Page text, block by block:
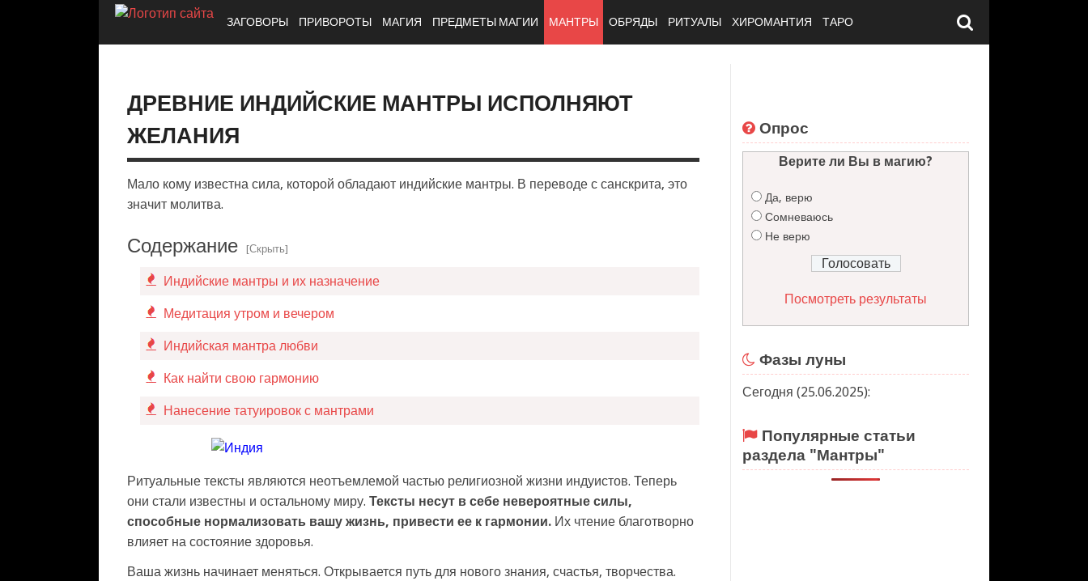
ЗАГОВОРЫ ПРИВОРОТЫ МАГИЯ ПРЕДМЕТЫ МАГИИ МАНТРЫ ОБРЯДЫ РИТУАЛЫ ХИРОМАНТИЯ ТАРО
ДРЕВНИЕ ИНДИЙСКИЕ МАНТРЫ ИСПОЛНЯЮТ
ЖЕЛАНИЯ
Мало кому известна сила, которой обладают индийские мантры. В переводе с санскрита, это
значит молитва.
Содержание [Скрыть]
Индийские мантры и их назначение
Медитация утром и вечером
Индийская мантра любви
Как найти свою гармонию
Нанесение татуировок с мантрами
Ритуальные тексты являются неотъемлемой частью религиозной жизни индуистов. Теперь
они стали известны и остальному миру. Тексты несут в себе невероятные силы,
способные нормализовать вашу жизнь, привести ее к гармонии.Их чтение благотворно
влияет на состояние здоровья.
Ваша жизнь начинает меняться. Открывается путь для нового знания, счастья, творчества.
Опрос
Верите ли Вы в магию?
Да, верю
Сомневаюсь
Не верю
Посмотреть результаты
Фазы луны
Сегодня (25.06.2025):
Популярные статьи
раздела "Мантры"